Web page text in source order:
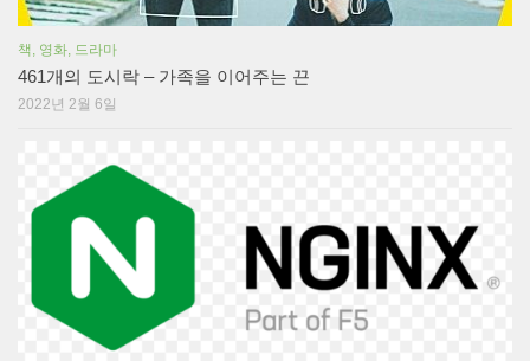
책, 영화, 드라마
461개의 도시락 – 가족을 이어주는 끈
2022년 2월 6일